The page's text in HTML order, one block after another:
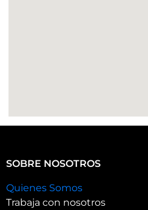
SOBRE NOSOTROS
Quienes Somos
Trabaja con nosotros